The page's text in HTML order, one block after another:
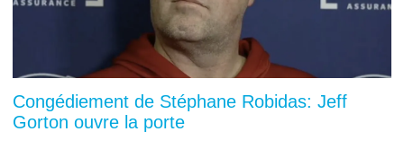
Congédiement de Stéphane Robidas: Jeff
Gorton ouvre la porte